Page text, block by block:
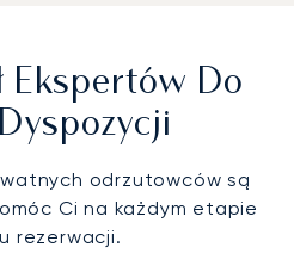
Ekspertów Do
odrzutowców są
Ci na każdym etapie
rezerwacji.